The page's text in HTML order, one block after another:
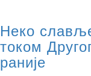
Неко
током
раније